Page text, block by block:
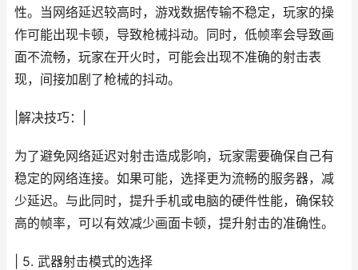
性。当网络延迟较高时，游戏数据传输不稳定，玩家的操
作可能出现卡顿，导致枪械抖动。同时，低帧率会导致画
面不流畅，玩家在开火时，可能会出现不准确的射击表
现，间接加剧了枪械的抖动。
|解决技巧：|
为了避免网络延迟对射击造成影响，玩家需要确保自己有
稳定的网络连接。如果可能，选择更为流畅的服务器，减
少延迟。与此同时，提升手机或电脑的硬件性能，确保较
高的帧率，可以有效减少画面卡顿，提升射击的准确性。
| 5. 武器射击模式的选择